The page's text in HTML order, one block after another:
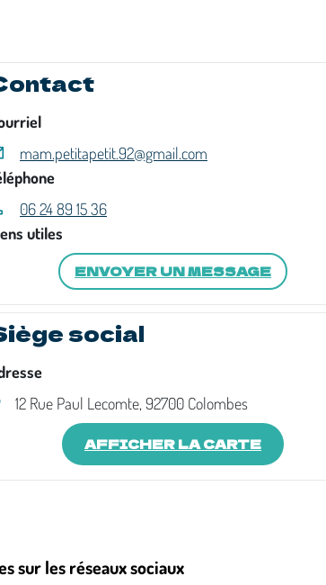
mam.petitapetit.92@gmail.com
06 24 89 15 36
utiles
ENVOYER UN MESSAGE
social
12 Rue Paul Lecomte, 92700 Colombes
AFFICHER LA CARTE
sur les réseaux sociaux